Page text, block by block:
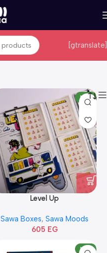
Filters
NEW
Level Up
Sawa Boxes,Sawa Moods
605 EG
NEW